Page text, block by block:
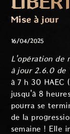
Mise à jour
16/04/2025
L'opération de
à jour 2.6.0 de
à 7 h 30 HAEC
jusqu'à 8
pourra se
de la
semaine ! Elle